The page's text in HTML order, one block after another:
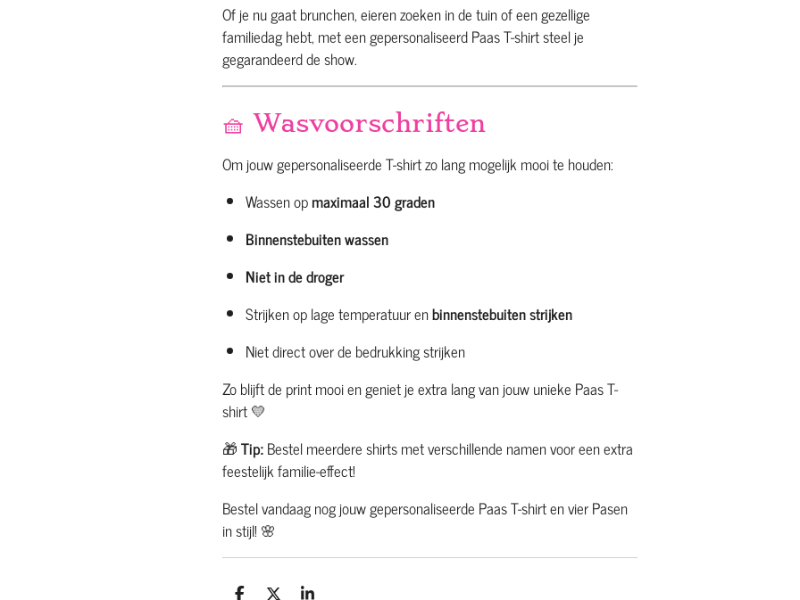
Of je nu gaat brunchen, eieren zoeken in de tuin of een gezellige
familiedag hebt, met een gepersonaliseerd Paas T-shirt steel je
gegarandeerd de show.
🧺 Wasvoorschriften
Om jouw gepersonaliseerde T-shirt zo lang mogelijk mooi te houden:
Wassen opmaximaal 30 graden
Binnenstebuiten wassen
Niet in de droger
Strijken op lage temperatuur enbinnenstebuiten strijken
Niet direct over de bedrukking strijken
Zo blijft de print mooi en geniet je extra lang van jouw unieke Paas T-
shirt 💛
🎁Tip:Bestel meerdere shirts met verschillende namen voor een extra
feestelijk familie-effect!
Bestel vandaag nog jouw gepersonaliseerde Paas T-shirt en vier Pasen
in stijl! 🌸